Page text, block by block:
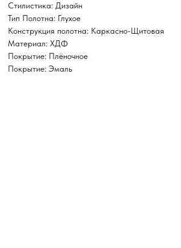
Стилистика: Дизайн
Тип Полотна: Глухое
Конструкция полотна: Каркасно-Щитовая
Материал: ХДФ
Покрытие: Плёночное
Покрытие: Эмаль